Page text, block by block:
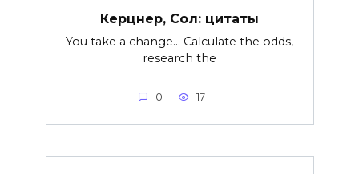
Керцнер, Сол: цитаты
You take a change… Calculate the odds,
research the
0 17